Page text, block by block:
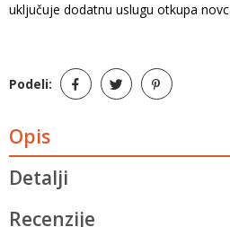
uključuje dodatnu uslugu otkupa
Podeli:
Opis
Detalji
Recenzije